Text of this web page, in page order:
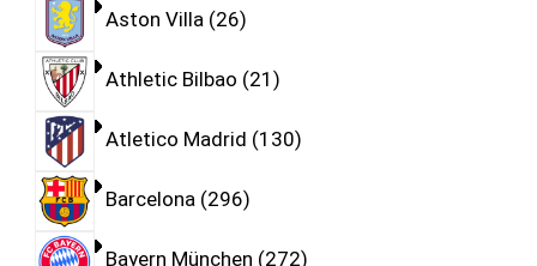
Aston Villa 26
Athletic Bilbao 21
Atletico Madrid 130
Barcelona 296
Bayern München 272